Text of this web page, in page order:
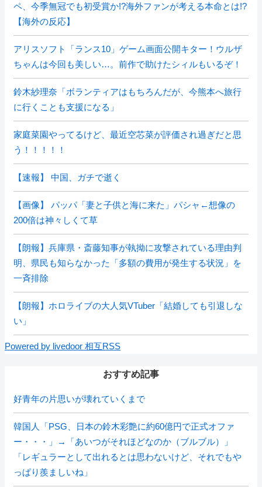
ペ、今季無冠でも初受賞か!?海外ファンが考える本命とは!?
【海外の反応】
アリスソフト「ランス10」ゲーム画面公開キター！ウルザ
ちゃんは今回も美しい…。前作で助けたシィルもいるぞ！
鈴木紗理奈「ボランティアはもちろんだが、今熊本へ旅行
に行くことも支援になる」
家庭菜園やってるけど、最近空芯菜が評価され過ぎだと思
う！！！！！
【速報】 中国、ガチで逝く
【画像】 パッパ「妻と子供と海に来た」パシャ←想像の
200倍は神々しくて草
【朗報】兵庫県・斎藤知事が執拗に攻撃されている理由判
明、県民も知らなかった「多額の費用が発生する状況」を
一斉排除
【朗報】ホロライブの大人気VTuber「結婚しても引退しな
い」
Powered by livedoor 相互RSS
おすすめ記事
好青年の片思いが壊れていくまで
韓国人「PSG、日本の鈴木彩艶に約60億円で正式オファ
ー・・・」→「あいつがそれほどなのか（ブルブル）」
「レギュラーとして出れるとは思わないけど、それでもや
っぱり羨ましいね」